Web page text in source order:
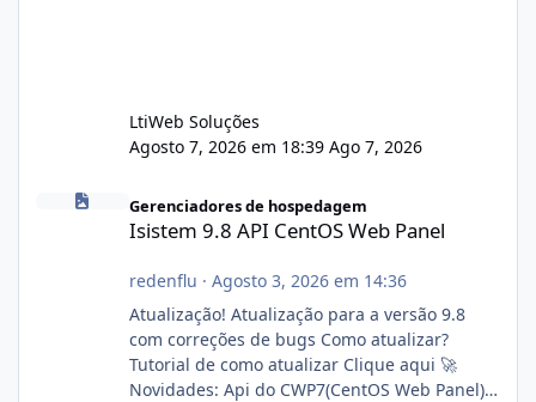
LtiWeb Soluções
Agosto 7, 2026 em 18:39 Ago 7, 2026
Gerenciadores de hospedagem
Isistem 9.8 API CentOS Web Panel
redenflu · Agosto 3, 2026 em 14:36
Atualização! Atualização para a versão 9.8
com correções de bugs Como atualizar?
Tutorial de como atualizar Clique aqui 🚀
Novidades: Api do CWP7(CentOS Web Panel)